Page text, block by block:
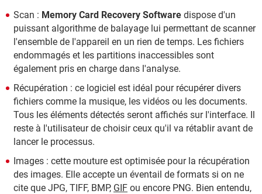
Scan : Memory Card Recovery Software dispose d'un
puissant algorithme de balayage lui permettant de scanner
l'ensemble de l'appareil en un rien de temps. Les fichiers
endommagés et les partitions inaccessibles sont
également pris en charge dans l'analyse.
Récupération : ce logiciel est idéal pour récupérer divers
fichiers comme la musique, les vidéos ou les documents.
Tous les éléments détectés seront affichés sur l'interface. Il
reste à l'utilisateur de choisir ceux qu'il va rétablir avant de
lancer le processus.
Images : cette mouture est optimisée pour la récupération
des images. Elle accepte un éventail de formats si on ne
cite que JPG, TIFF, BMP, GIF ou encore PNG. Bien entendu,